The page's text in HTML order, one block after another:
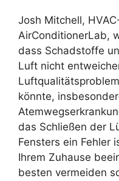
Josh Mitchell,
AirConditionerLab,
dass Schadstoffe
Luft nicht
könnte,
das Schließen der
Fensters ein Fehler
Ihrem Zuhause
besten vermeiden